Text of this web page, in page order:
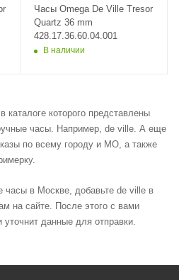
Часы Omega De Ville Tresor
Quartz 36 mm
428.17.36.60.04.001
В наличии
которого представлены
часы. Например, de ville. А еще
по всему городу и МО, а также
часы в Москве, добавьте de ville в
на сайте. После этого с вами
данные для отправки.